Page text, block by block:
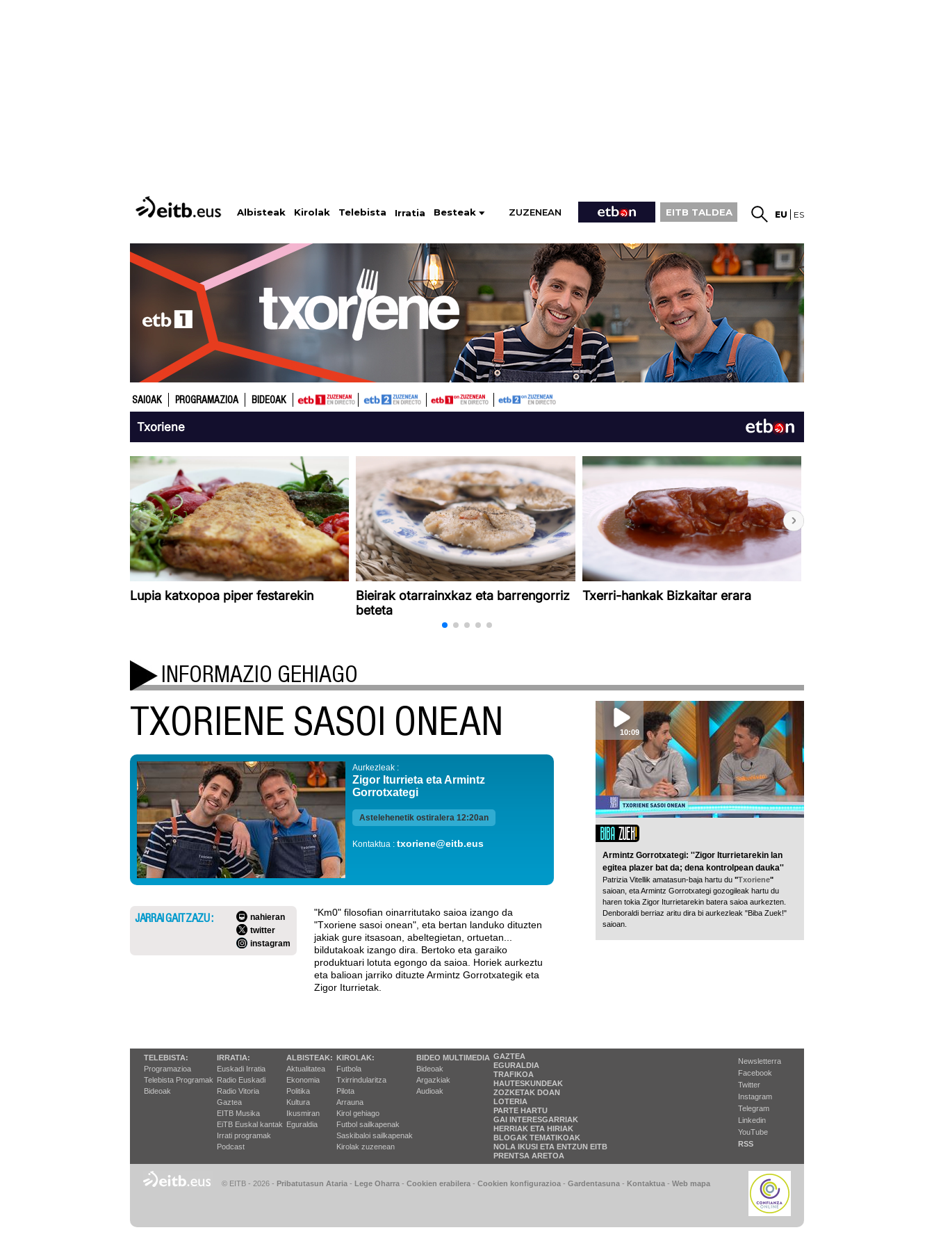
Albisteak Kirolak Telebista Irratia Besteak ZUZENEAN EITB TALDEA EU ES
SAIOAK PROGRAMAZIOA BIDEOAK
Txoriene
Lupia katxopoa piper festarekin
Bieirak otarrainxkaz eta barrengorriz
beteta
Txerri-hankak Bizkaitar erara
INFORMAZIO GEHIAGO
TXORIENE SASOI ONEAN
Aurkezleak :
Zigor Iturrieta eta Armintz
Gorrotxategi
Astelehenetik ostiralera 12:20an
Kontaktua : txoriene@eitb.eus
JARRAI GAITZAZU :
nahieran
twitter
instagram
"Km0" filosofian oinarritutako saioa izango da
"Txoriene sasoi onean", eta bertan landuko dituzten
jakiak gure itsasoan, abeltegietan, ortuetan...
bildutakoak izango dira. Bertoko eta garaiko
produktuari lotuta egongo da saioa. Horiek aurkeztu
eta balioan jarriko dituzte Armintz Gorrotxategik eta
Zigor Iturrietak.
10:09
Armintz Gorrotxategi: ''Zigor Iturrietarekin lan
egitea plazer bat da; dena kontrolpean dauka''
Patrizia Vitellik amatasun-baja hartu du "Txoriene"
saioan, eta Armintz Gorrotxategi gozogileak hartu du
haren tokia Zigor Iturrietarekin batera saioa aurkezten.
Denboraldi berriaz aritu dira bi aurkezleak "Biba Zuek!"
saioan.
TELEBISTA:
Programazioa
Telebista Programak
Bideoak
IRRATIA:
Euskadi Irratia
Radio Euskadi
Radio Vitoria
Gaztea
EITB Musika
EiTB Euskal kantak
Irrati programak
Podcast
ALBISTEAK:
Aktualitatea
Ekonomia
Politika
Kultura
Ikusmiran
Eguraldia
KIROLAK:
Futbola
Txirrindularitza
Pilota
Arrauna
Kirol gehiago
Futbol sailkapenak
Saskibaloi sailkapenak
Kirolak zuzenean
BIDEO MULTIMEDIA
Bideoak
Argazkiak
Audioak
GAZTEA
EGURALDIA
TRAFIKOA
HAUTESKUNDEAK
ZOZKETAK DOAN
LOTERIA
PARTE HARTU
GAI INTERESGARRIAK
HERRIAK ETA HIRIAK
BLOGAK TEMATIKOAK
NOLA IKUSI ETA ENTZUN EITB
PRENTSA ARETOA
Newsletterra
Facebook
Twitter
Instagram
Telegram
Linkedin
YouTube
RSS
© EITB - 2026 - Pribatutasun Ataria - Lege Oharra - Cookien erabilera - Cookien konfigurazioa - Gardentasuna - Kontaktua - Web mapa